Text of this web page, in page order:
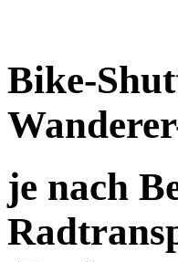
Bike-
je nach